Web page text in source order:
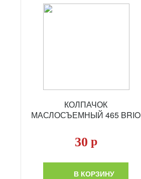
КОЛПАЧОК
МАСЛОСЪЕМНЫЙ 465 BRIO
30 р
В КОРЗИНУ